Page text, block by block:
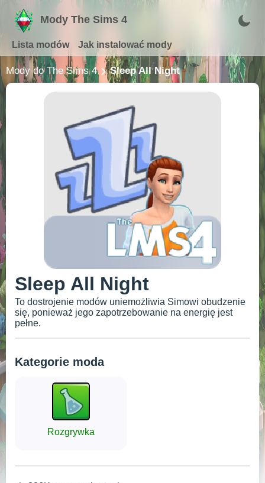
Mody The Sims 4
Lista modów Jak instalować mody
Mody do The Sims 4 Sleep All Night
Sleep All Night
To dostrojenie modów uniemożliwia Simowi obudzenie
się, ponieważ jego zapotrzebowanie na energię jest
pełne.
Kategorie moda
Rozgrywka